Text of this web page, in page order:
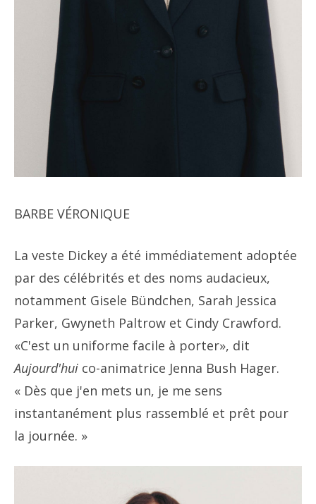
BARBE VÉRONIQUE
La veste Dickey a été immédiatement adoptée
par des célébrités et des noms audacieux,
notamment Gisele Bündchen, Sarah Jessica
Parker, Gwyneth Paltrow et Cindy Crawford.
«C'est un uniforme facile à porter», dit
Aujourd'hui co-animatrice Jenna Bush Hager.
« Dès que j'en mets un, je me sens
instantanément plus rassemblé et prêt pour
la journée. »